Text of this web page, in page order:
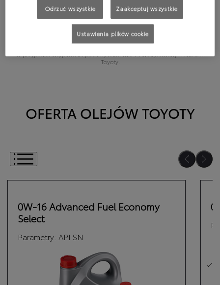
Podane informacje mają charakter poglądowy. Wybierając olej silnikowy,
należy kierować się wytycznymi podanymi w instrukcji obsługi pojazdu,
zgodnie z którymi dla wybranego pojazdu może być dopuszczalne
W przypadku wątpliwości prosimy o kontakt z Autoryzowanym Dilerem
Toyoty.
OFERTA OLEJÓW TOYOTY
Wybierz jeden lub kilka olejów
0W-16 Advanced Fuel Economy
Select
Parametry: API SN
Odrzuć wszystkie Zaakceptuj wszystkie
Ustawienia plików cookie